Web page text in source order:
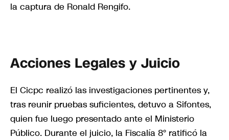
la captura de Ronald Rengifo.
Acciones Legales y Juicio
El Cicpc realizó las investigaciones pertinentes y,
tras reunir pruebas suficientes, detuvo a Sifontes,
quien fue luego presentado ante el Ministerio
Público. Durante el juicio, la Fiscalía 8° ratificó la